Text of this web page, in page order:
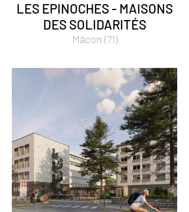
LES EPINOCHES - MAISONS
DES SOLIDARITÉS
Mâcon (71)